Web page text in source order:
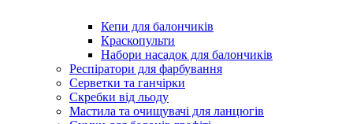
Кепи для балончиків
Краскопульти
Набори насадок для балончиків
Респіратори для фарбування
Серветки та ганчірки
Скребки від льоду
Мастила та очищувачі для ланцюгів